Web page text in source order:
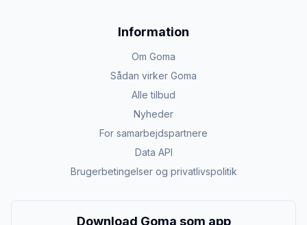
Information
Om Goma
Sådan virker Goma
Alle tilbud
Nyheder
For samarbejdspartnere
Data API
Brugerbetingelser og privatlivspolitik
Download Goma som app